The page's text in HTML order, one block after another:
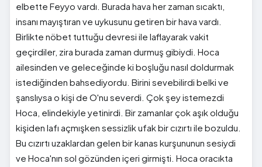
elbette Feyyo vardı. Burada hava her zaman sıcaktı,
insanı mayıştıran ve uykusunu getiren bir hava vardı.
Birlikte nöbet tuttuğu devresi ile laflayarak vakit
geçirdiler, zira burada zaman durmuş gibiydi. Hoca
ailesinden ve geleceğinde ki boşluğu nasıl doldurmak
istediğinden bahsediyordu. Birini sevebilirdi belki ve
şanslıysa o kişi de O'nu severdi. Çok şey istemezdi
Hoca, elindekiyle yetinirdi. Bir zamanlar çok aşık olduğu
kişiden lafı açmışken sessizlik ufak bir cızırtı ile bozuldu.
Bu cızırtı uzaklardan gelen bir kanas kurşununun sesiydi
ve Hoca'nın sol gözünden içeri girmişti. Hoca oracıkta